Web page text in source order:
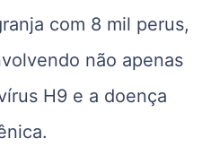
com 8 mil perus,
não apenas
H9 e a doença